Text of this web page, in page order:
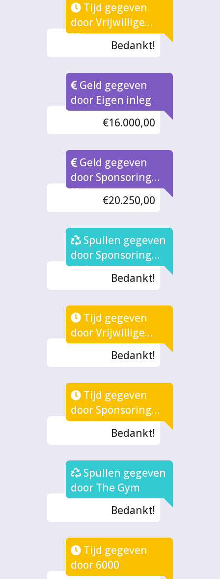
Tijd gegeven
door Vrijwillige
Mentoren
Bedankt!
Geld gegeven
door Eigen inleg
€16.000,00
Geld gegeven
door Sponsoring
(2x)
€20.250,00
Spullen gegeven
door Sponsoring
(3x)
Bedankt!
Tijd gegeven
door Vrijwillige
Mentoren
Bedankt!
Tijd gegeven
door Sponsoring
coaches
Bedankt!
Spullen gegeven
door The Gym
Bedankt!
Tijd gegeven
door 6000